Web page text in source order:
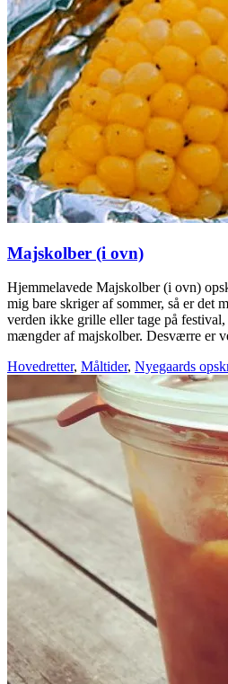
Majskolber (i ovn)
Hjemmelavede Majskolber (i ovn)
mig bare skriger af sommer, så er det
verden ikke grille eller tage på festival,
mængder af majskolber. Desværre er
Hovedretter, Måltider, Nyegaards